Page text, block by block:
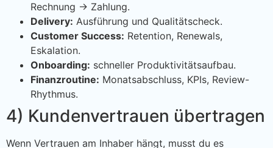
Rechnung → Zahlung.
Delivery: Ausführung und Qualitätscheck.
Customer Success: Retention, Renewals,
Eskalation.
Onboarding: schneller Produktivitätsaufbau.
Finanzroutine: Monatsabschluss, KPIs, Review-
Rhythmus.
4) Kundenvertrauen übertragen
Wenn Vertrauen am Inhaber hängt, musst du es